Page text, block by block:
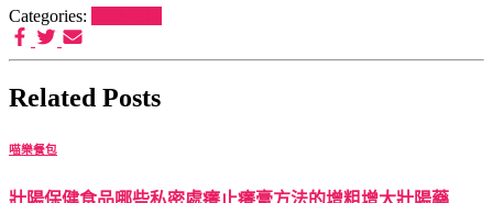
Categories:
Related Posts
喵樂餐包
壯陽保健食品哪些私密處癢止癢膏方法的增粗增大壯陽藥